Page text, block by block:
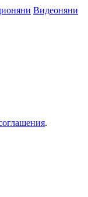
Видеоняни
.